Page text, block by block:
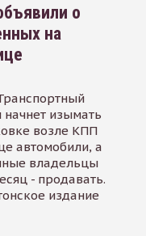
о
на
начнет изымать
возле КПП
автомобили, а
владельцы
- продавать.
издание